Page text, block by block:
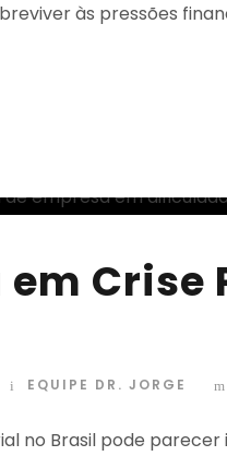
às pressões
em Crise
EQUIPE DR. JORGE
no Brasil pode